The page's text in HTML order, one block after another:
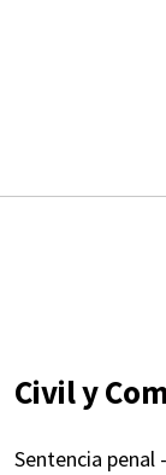
Civil y
Sentencia penal